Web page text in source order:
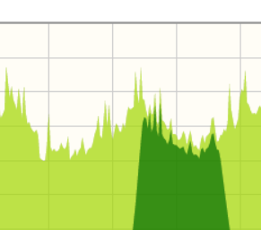
Institucional
- A História
- O Grupo Rolear
Recursos Humanos
- Oportunidades / Ofertas disponíveis